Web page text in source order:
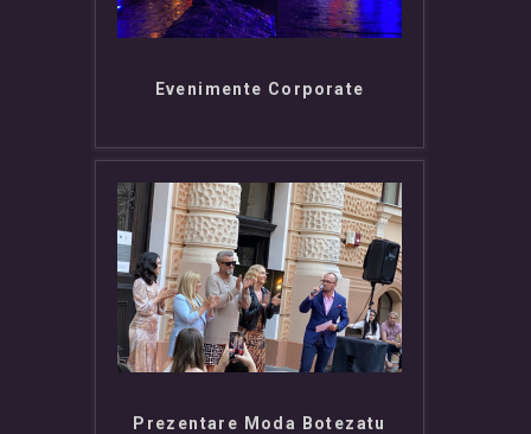
Evenimente Corporate
Prezentare Moda Botezatu